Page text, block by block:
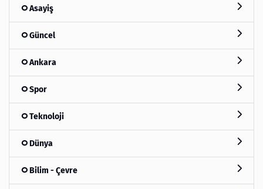
Asayiş
Güncel
Ankara
Spor
Teknoloji
Dünya
Bilim - Çevre